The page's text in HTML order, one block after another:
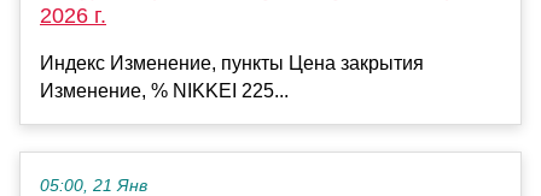
2026 г.
Индекс Изменение, пункты Цена закрытия
Изменение, % NIKKEI 225...
05:00, 21 Янв